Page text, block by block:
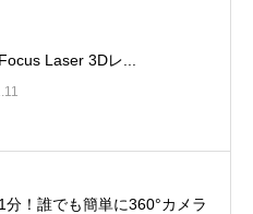
Laser 3Dレ...
分！誰でも簡単に360°カメラ